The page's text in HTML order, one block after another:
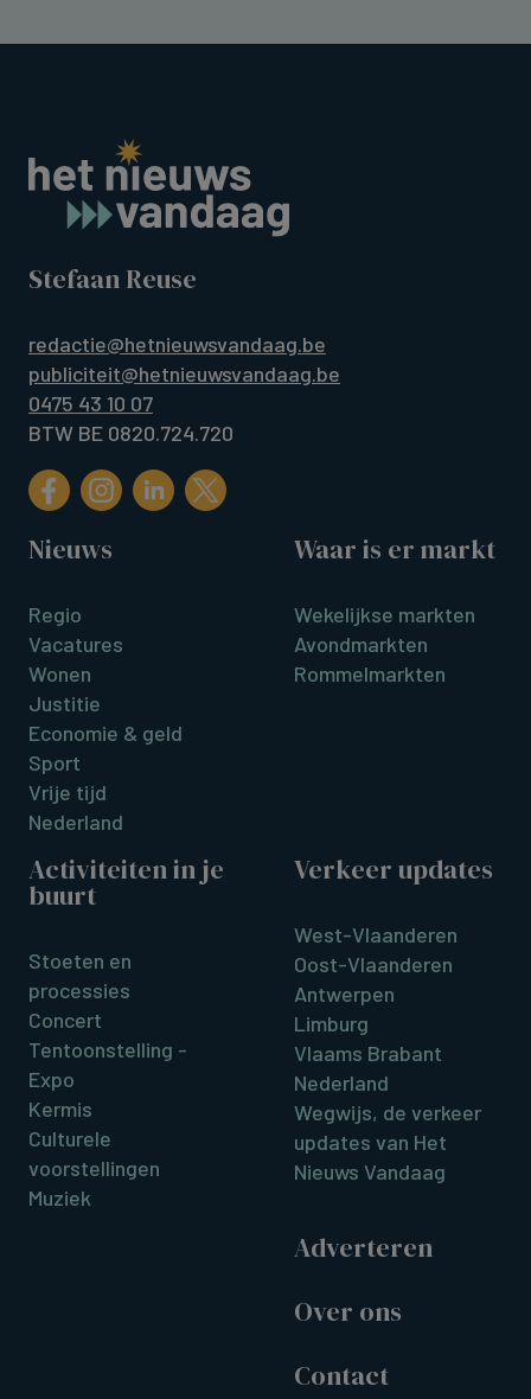
Stefaan Reuse
redactie@hetnieuwsvandaag.be
publiciteit@hetnieuwsvandaag.be
0475 43 10 07
BTW BE 0820.724.720
Nieuws
Regio
Vacatures
Wonen
Justitie
Economie & geld
Sport
Vrije tijd
Nederland
Waar is er markt
Wekelijkse markten
Avondmarkten
Rommelmarkten
Activiteiten in je
buurt
Stoeten en
processies
Concert
Tentoonstelling -
Expo
Kermis
Culturele
voorstellingen
Muziek
Verkeer updates
West-Vlaanderen
Oost-Vlaanderen
Antwerpen
Limburg
Vlaams Brabant
Nederland
Wegwijs, de verkeer
updates van Het
Nieuws Vandaag
Adverteren
Over ons
Contact